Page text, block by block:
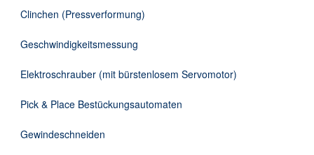
Clinchen (Pressverformung)
Geschwindigkeitsmessung
Elektroschrauber (mit bürstenlosem Servomotor)
Pick & Place Bestückungsautomaten
Gewindeschneiden